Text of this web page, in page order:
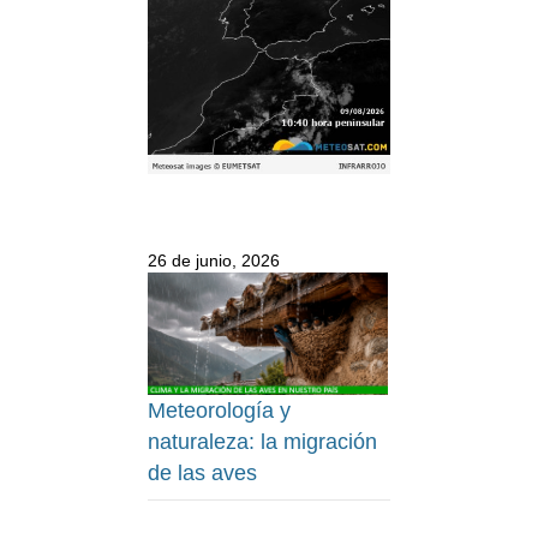
26 de junio, 2026
Meteorología y
naturaleza: la migración
de las aves